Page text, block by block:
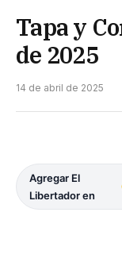
Tapa y
de 2025
14 de abril de 2025
Agregar El
Libertador en